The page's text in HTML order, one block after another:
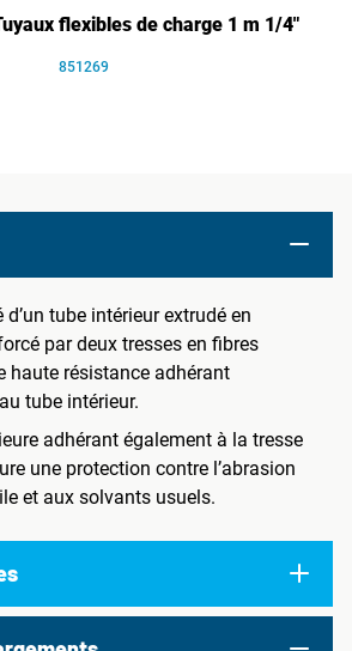
flexibles de charge 1 m 1/4"
851269
tube intérieur extrudé en
par deux tresses en fibres
haute résistance adhérant
tube intérieur.
adhérant également à la tresse
une protection contre l’abrasion
et aux solvants usuels.